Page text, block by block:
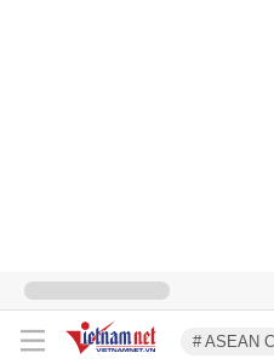
# ASEAN